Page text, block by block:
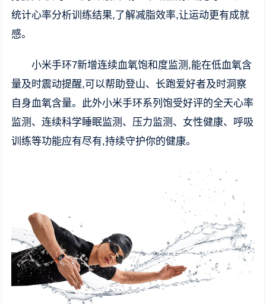
统计心率分析训练结果,了解减脂效率,让运动更有成就
感。
小米手环7新增连续血氧饱和度监测,能在低血氧含
量及时震动提醒,可以帮助登山、长跑爱好者及时洞察
自身血氧含量。此外小米手环系列饱受好评的全天心率
监测、连续科学睡眠监测、压力监测、女性健康、呼吸
训练等功能应有尽有,持续守护你的健康。